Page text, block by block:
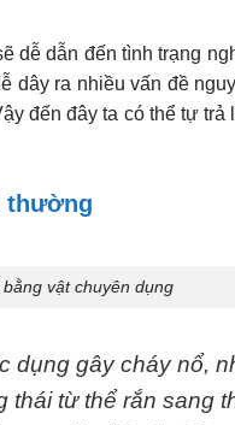
dẫn đến tình trạng
dây ra nhiều vấn đề
đến đây ta có thể tự trả
thường
vật chuyên dụng
dụng gây cháy nổ,
từ thể rắn sang